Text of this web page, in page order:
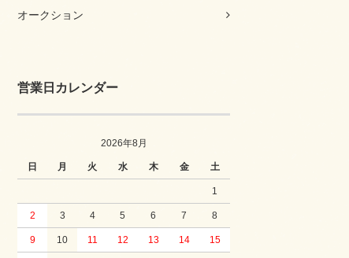
オークション
営業日カレンダー
2026年8月
日 月 火 水 木 金 土
1
2 3 4 5 6 7 8
9 10 11 12 13 14 15